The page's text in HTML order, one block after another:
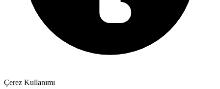
Çerez Kullanımı